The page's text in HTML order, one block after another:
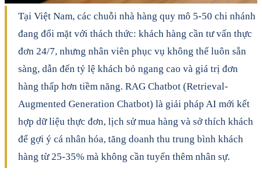
Tại Việt Nam, các chuỗi nhà hàng quy mô 5-50 chi nhánh
đang đối mặt với thách thức: khách hàng cần tư vấn thực
đơn 24/7, nhưng nhân viên phục vụ không thể luôn sẵn
sàng, dẫn đến tỷ lệ khách bỏ ngang cao và giá trị đơn
hàng thấp hơn tiềm năng. RAG Chatbot (Retrieval-
Augmented Generation Chatbot) là giải pháp AI mới kết
hợp dữ liệu thực đơn, lịch sử mua hàng và sở thích khách
để gợi ý cá nhân hóa, tăng doanh thu trung bình khách
hàng từ 25-35% mà không cần tuyển thêm nhân sự.